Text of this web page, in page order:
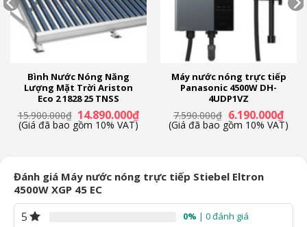
Chỉnh nhiệt độ vô cấp
Áp lực nước hoạt động:
Tối thiểu 0.015 Mpa – Tối đa 0.5 Mpa
Thời gian đun nóng có thể sử dụng được:
Nóng liền
Dòng sản phẩm:
2022
Thương hiệu của:
Thái Lan
Chất liệu – Kích thước
Bình Nước Nóng Năng
Lượng Mặt Trời Ariston
Eco 2 1828 25 TNSS
15.900.000₫ Giá
gốc
là:
14.890.000₫Giá
(Giá đã bao gồm 10% VAT)
Máy nước nóng trực tiếp
Panasonic 4500W DH-
4UDP1VZ
7.590.000₫ Giá
gốc
là:
6.190.000₫Giá
hiện
tại
(Giá đã bao gồm 10% VAT)
Đánh giá Máy nước nóng trực tiếp Stiebel Eltron
4500W XGP 45 EC
5 0% | 0 đánh giá